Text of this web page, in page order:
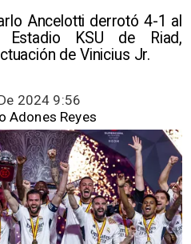
Ancelotti derrotó 4-1 al
KSU de Riad,
de Vinicius Jr.
2024 9:56
Adones Reyes